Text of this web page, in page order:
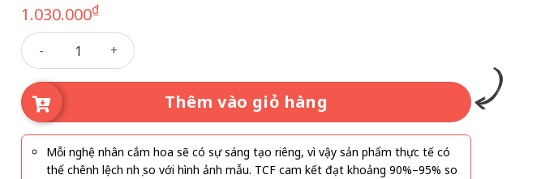
1.030.000₫
Mẫu hoa nhập 055 số lượng
Thêm vào giỏ hàng
Mỗi nghệ nhân cắm hoa sẽ có sự sáng tạo riêng, vì vậy sản phẩm thực tế có
thể chênh lệch nhẹ so với hình ảnh mẫu. TCF cam kết đạt khoảng 90%–95% so